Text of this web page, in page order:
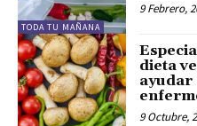
TODA TU MAÑANA
9 Febrero,
dieta
ayudar
9 Octubre,